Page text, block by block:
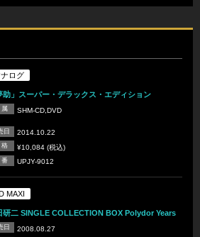
ナログ
助」スーパー・デラックス・エディション
属 SHM-CD,DVD
日 2014.10.22
格 ¥10,084 (税込)
番 UPJY-9012
MAXI
研二 SINGLE COLLECTION BOX Polydor Years
日 2008.08.27